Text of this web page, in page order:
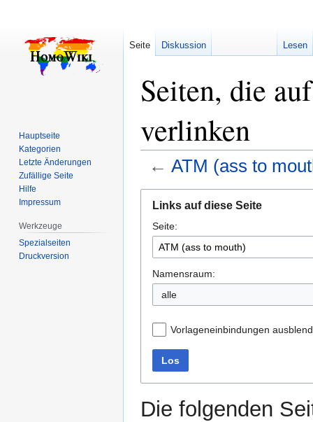
Seiten, die
verlinken
← ATM (ass to
Navigation
springen
Suche
springen
Links auf diese Seite
Seite:
Namensraum:
alle
Vorlageneinbindungen
Los
Die folgenden
Seite Diskussion Lesen
Hauptseite
Kategorien
Letzte Änderungen
Zufällige Seite
Hilfe
Impressum
Werkzeuge
Spezialseiten
Druckversion